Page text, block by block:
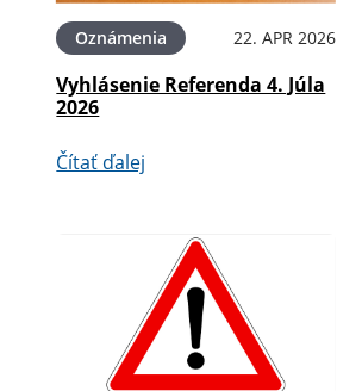
Oznámenia 22. APR 2026
Vyhlásenie Referenda 4. Júla
2026
Čítať ďalej